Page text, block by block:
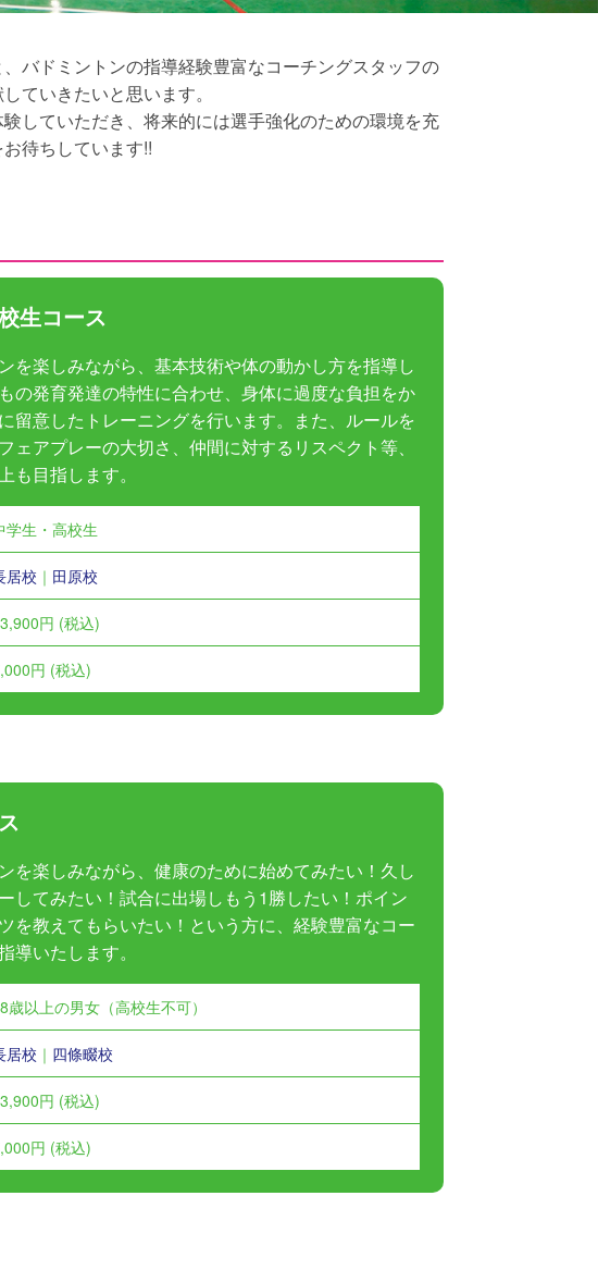
バドミントンの指導経験豊富なコーチングスタッフの
ていきたいと思います。
していただき、将来的には選手強化のための環境を充
待ちしています!!
生コース
を楽しみながら、基本技術や体の動かし方を指導し
の発育発達の特性に合わせ、身体に過度な負担をか
留意したトレーニングを行います。また、ルールを
ェアプレーの大切さ、仲間に対するリスペクト等、
も目指します。
学生・高校生
居校 ｜ 田原校
円 (税込)
円 (税込)
を楽しみながら、健康のために始めてみたい！久し
してみたい！試合に出場しもう1勝したい！ポイン
を教えてもらいたい！という方に、経験豊富なコー
導いたします。
歳以上の男女（高校生不可）
居校 ｜ 四條畷校
円 (税込)
円 (税込)